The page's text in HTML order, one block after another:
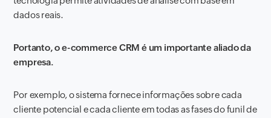
dados reais.
Portanto, o e-commerce CRM é um importante aliado da
empresa.
Por exemplo, o sistema fornece informações sobre cada
cliente potencial e cada cliente em todas as fases do funil de